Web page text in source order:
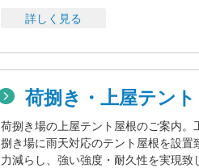
詳しく見る
荷捌き・上屋テント
荷捌き場の上屋テント屋根のご案内。
捌き場に雨天対応のテント屋根を設置
力減らし、強い強度・耐久性を実現致